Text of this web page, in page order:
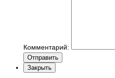
Комментарий:
Отправить
Закрыть